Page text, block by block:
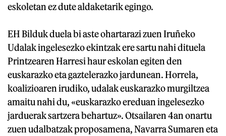
eskoletan ez dute aldaketarik egingo.
EH Bilduk duela bi aste ohartarazi zuen Iruñeko
Udalak ingelesezko ekintzak ere sartu nahi dituela
Printzearen Harresi haur eskolan egiten den
euskarazko eta gaztelerazko jardunean. Horrela,
koalizioaren irudiko, udalak euskarazko murgiltzea
amaitu nahi du, «euskarazko ereduan ingelesezko
jarduerak sartzera behartuz». Otsailaren 4an onartu
zuen udalbatzak proposamena, Navarra Sumaren eta